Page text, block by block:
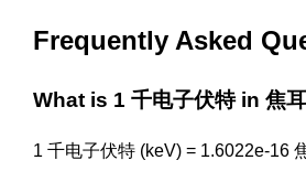
Frequently Asked
What is 1 千电子伏特 in 焦
1 千电子伏特 (keV) = 1.6022e-16